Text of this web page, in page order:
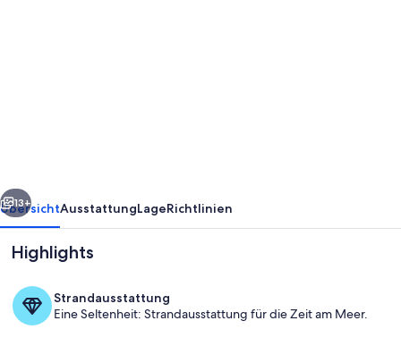
Weiter
13+
ÜbersichtAusstattungLageRichtlinien
Highlights
Strandausstattung
Eine Seltenheit: Strandausstattung für die Zeit am Meer.